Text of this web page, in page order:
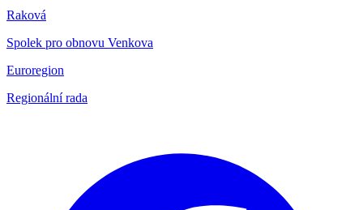
Raková
Spolek pro obnovu Venkova
Euroregion
Regionální rada